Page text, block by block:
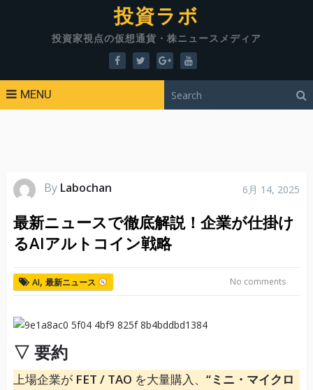
投資ラボ
投資家視点の仮想通貨・株ニュースメディア
MENU
By Labochan 6月 14, 2025
最新ニュースで徹底解説！企業が仕掛け
るAIアルトコイン戦略
AI, 最新ニュース No comments
▽ 要約
上場企業が FET / TAO を大量購入、 “ミニ・マイクロ